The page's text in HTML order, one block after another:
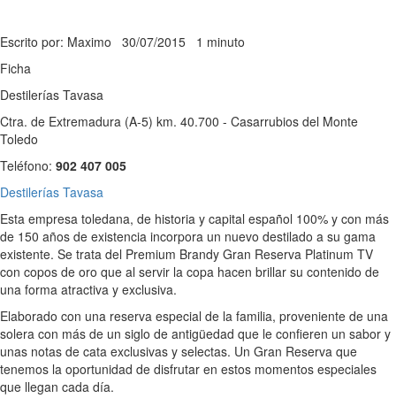
Escrito por: Maximo 30/07/2015 1 minuto
Ficha
Destilerías Tavasa
Ctra. de Extremadura (A-5) km. 40.700 - Casarrubios del Monte
Toledo
Teléfono: 902 407 005
Destilerías Tavasa
Esta empresa toledana, de historia y capital español 100% y con más
de 150 años de existencia incorpora un nuevo destilado a su gama
existente. Se trata del Premium Brandy Gran Reserva Platinum TV
con copos de oro que al servir la copa hacen brillar su contenido de
una forma atractiva y exclusiva.
Elaborado con una reserva especial de la familia, proveniente de una
solera con más de un siglo de antigüedad que le confieren un sabor y
unas notas de cata exclusivas y selectas. Un Gran Reserva que
tenemos la oportunidad de disfrutar en estos momentos especiales
que llegan cada día.